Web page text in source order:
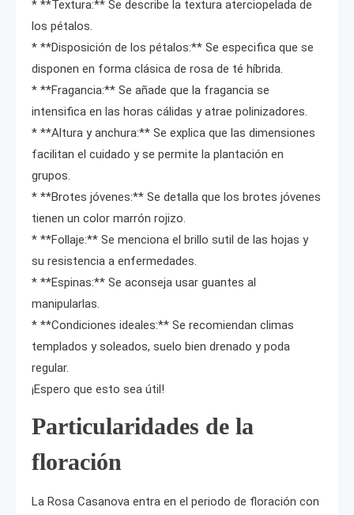
* **Textura:** Se describe la textura aterciopelada de
los pétalos.
* **Disposición de los pétalos:** Se especifica que se
disponen en forma clásica de rosa de té híbrida.
* **Fragancia:** Se añade que la fragancia se
intensifica en las horas cálidas y atrae polinizadores.
* **Altura y anchura:** Se explica que las dimensiones
facilitan el cuidado y se permite la plantación en
grupos.
* **Brotes jóvenes:** Se detalla que los brotes jóvenes
tienen un color marrón rojizo.
* **Follaje:** Se menciona el brillo sutil de las hojas y
su resistencia a enfermedades.
* **Espinas:** Se aconseja usar guantes al
manipularlas.
* **Condiciones ideales:** Se recomiendan climas
templados y soleados, suelo bien drenado y poda
regular.
¡Espero que esto sea útil!
Particularidades de la
floración
La Rosa Casanova entra en el periodo de floración con